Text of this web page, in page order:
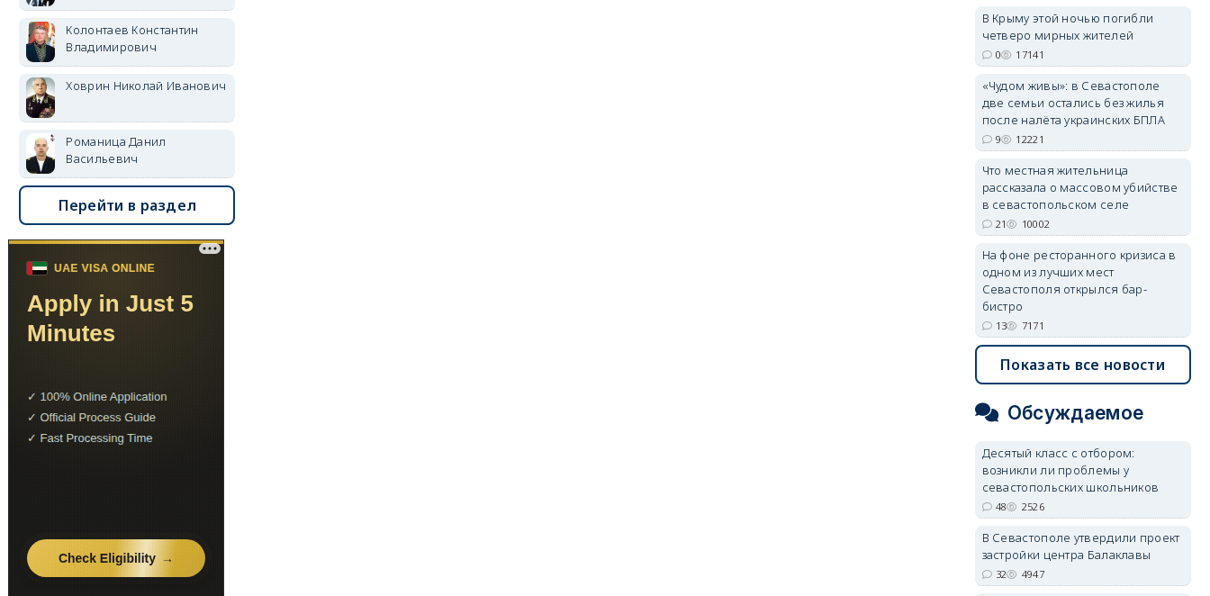
Колонтаев Константин
Владимирович
Ховрин Николай Иванович
Романица Данил
Васильевич
Перейти в раздел
В Крыму этой ночью погибли
четверо мирных жителей
0 17141
«Чудом живы»: в Севастополе
две семьи остались без жилья
после налёта украинских БПЛА
9 12221
Что местная жительница
рассказала о массовом убийстве
в севастопольском селе
21 10002
На фоне ресторанного кризиса в
одном из лучших мест
Севастополя открылся бар-
бистро
13 7171
Показать все новости
Обсуждаемое
Десятый класс с отбором:
возникли ли проблемы у
севастопольских школьников
48 2526
В Севастополе утвердили проект
застройки центра Балаклавы
32 4947